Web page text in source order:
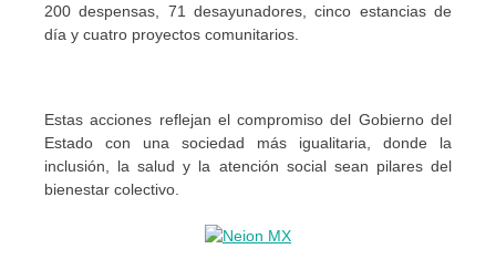
200 despensas, 71 desayunadores, cinco estancias de
día y cuatro proyectos comunitarios.
Estas acciones reflejan el compromiso del Gobierno del
Estado con una sociedad más igualitaria, donde la
inclusión, la salud y la atención social sean pilares del
bienestar colectivo.